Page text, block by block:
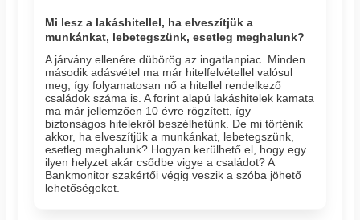
Mi lesz a lakáshitellel, ha elveszítjük a
munkánkat, lebetegszünk, esetleg meghalunk?
A járvány ellenére dübörög az ingatlanpiac. Minden
második adásvétel ma már hitelfelvétellel valósul
meg, így folyamatosan nő a hitellel rendelkező
családok száma is. A forint alapú lakáshitelek kamata
ma már jellemzően 10 évre rögzített, így
biztonságos hitelekről beszélhetünk. De mi történik
akkor, ha elveszítjük a munkánkat, lebetegszünk,
esetleg meghalunk? Hogyan kerülhető el, hogy egy
ilyen helyzet akár csődbe vigye a családot? A
Bankmonitor szakértői végig veszik a szóba jöhető
lehetőségeket.